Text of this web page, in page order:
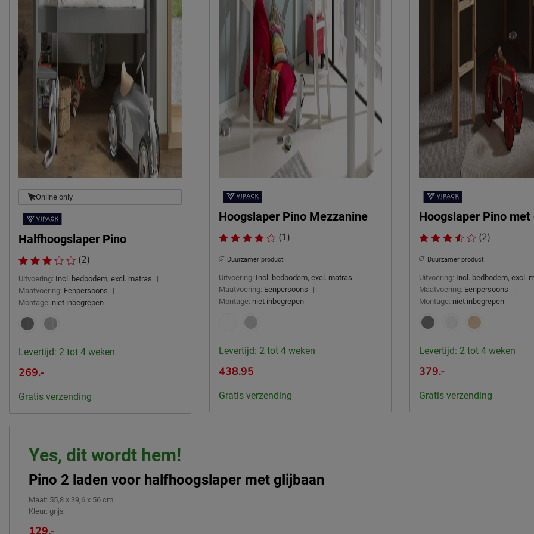
Online only
Halfhoogslaper Pino
(2)
Uitvoering: Incl. bedbodem, excl. matras
|
Maatvoering: Eenpersoons
|
Montage: niet inbegrepen
Levertijd: 2 tot 4 weken
269.-
Gratis verzending
Hoogslaper Pino Mezzanine
(1)
Duurzamer product
Uitvoering: Incl. bedbodem, excl. matras
|
Maatvoering: Eenpersoons
|
Montage: niet inbegrepen
Levertijd: 2 tot 4 weken
438.95
Gratis verzending
Hoogslaper Pino
(2)
Duurzamer product
Uitvoering: Incl. bedbodem, excl.
Maatvoering: Eenpersoons
|
Montage: niet inbegrepen
Levertijd: 2 tot 4 weken
379.-
Gratis verzending
Yes, dit wordt hem!
Pino 2 laden voor halfhoogslaper met glijbaan
Maat: 55,8 x 39,6 x 56 cm
Kleur: grijs